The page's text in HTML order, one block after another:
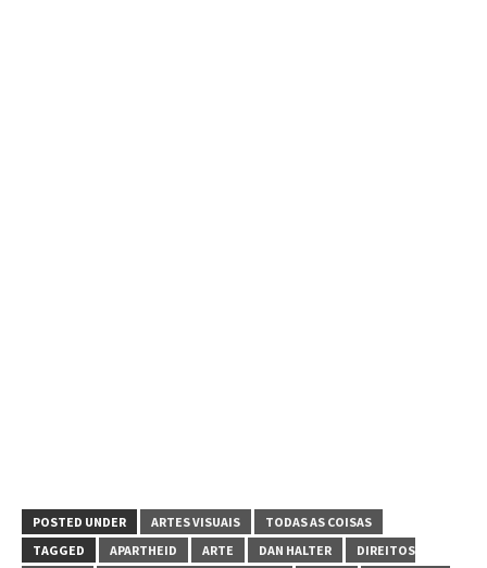
POSTED UNDER ARTES VISUAIS
TODAS AS COISAS
TAGGED
APARTHEID ARTE DAN HALTER
DIREITOS